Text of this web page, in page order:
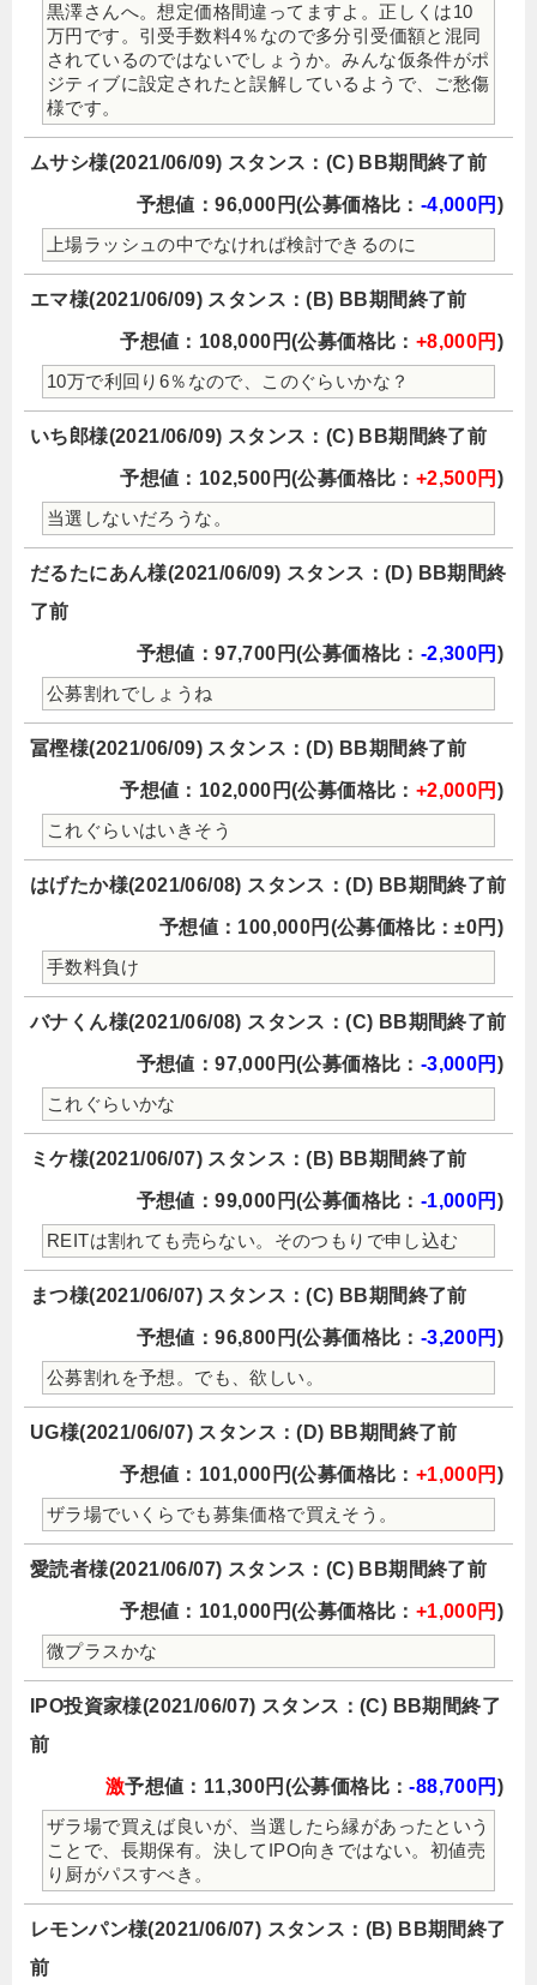
黒澤さんへ。想定価格間違ってますよ。正しくは10
万円です。引受手数料4％なので多分引受価額と混同
されているのではないでしょうか。みんな仮条件がポ
ジティブに設定されたと誤解しているようで、ご愁傷
様です。
ムサシ様(2021/06/09) スタンス：(C) BB期間終了前
予想値：96,000円(公募価格比： -4,000円 )
上場ラッシュの中でなければ検討できるのに
エマ様(2021/06/09) スタンス：(B) BB期間終了前
予想値：108,000円(公募価格比： +8,000円 )
10万で利回り6％なので、このぐらいかな？
いち郎様(2021/06/09) スタンス：(C) BB期間終了前
予想値：102,500円(公募価格比： +2,500円 )
当選しないだろうな。
だるたにあん様(2021/06/09) スタンス：(D) BB期間終
了前
予想値：97,700円(公募価格比： -2,300円 )
公募割れでしょうね
冨樫様(2021/06/09) スタンス：(D) BB期間終了前
予想値：102,000円(公募価格比： +2,000円 )
これぐらいはいきそう
はげたか様(2021/06/08) スタンス：(D) BB期間終了前
予想値：100,000円(公募価格比：±0円)
手数料負け
バナくん様(2021/06/08) スタンス：(C) BB期間終了前
予想値：97,000円(公募価格比： -3,000円 )
これぐらいかな
ミケ様(2021/06/07) スタンス：(B) BB期間終了前
予想値：99,000円(公募価格比： -1,000円 )
REITは割れても売らない。そのつもりで申し込む
まつ様(2021/06/07) スタンス：(C) BB期間終了前
予想値：96,800円(公募価格比： -3,200円 )
公募割れを予想。でも、欲しい。
UG様(2021/06/07) スタンス：(D) BB期間終了前
予想値：101,000円(公募価格比： +1,000円 )
ザラ場でいくらでも募集価格で買えそう。
愛読者様(2021/06/07) スタンス：(C) BB期間終了前
予想値：101,000円(公募価格比： +1,000円 )
微プラスかな
IPO投資家様(2021/06/07) スタンス：(C) BB期間終了
前
激予想値：11,300円(公募価格比：-88,700円 )
ザラ場で買えば良いが、当選したら縁があったという
ことで、長期保有。決してIPO向きではない。初値売
り厨がパスすべき。
レモンパン様(2021/06/07) スタンス：(B) BB期間終了
前